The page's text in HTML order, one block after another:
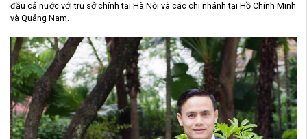
đầu cả nước với trụ sở chính tại Hà Nội và các chi nhánh tại Hồ Chính Minh
và Quảng Nam.